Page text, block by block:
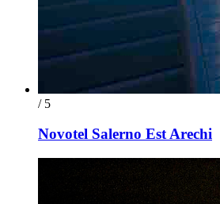
/ 5
Novotel Salerno Est Arechi